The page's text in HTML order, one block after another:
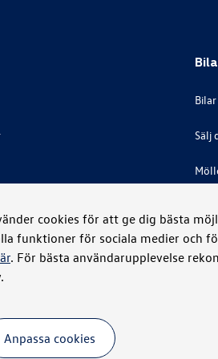
cookies för att ge dig bästa
funktioner för sociala medier och
. För bästa användarupplevelse
Anpassa cookies
Sälj